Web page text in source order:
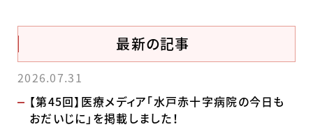
最新の記事
2026.07.31
【第45回】医療メディア「水戸赤十字病院の今日も
おだいじに」を掲載しました！